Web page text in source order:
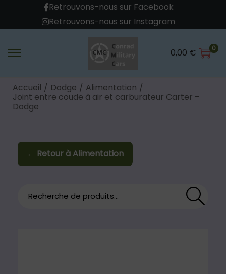
Retrouvons-nous sur Facebook
Retrouvons-nous sur Instagram
0,00 € 0
Accueil / Dodge / Alimentation /
Joint entre coude à air et carburateur Carter –
Dodge
← Retour à Alimentation
Reche
rche